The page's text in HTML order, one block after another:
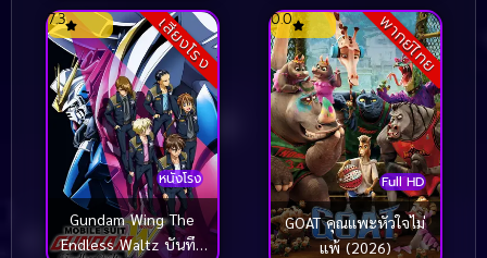
เสียงโรง
หนังโรง
7.3
Gundam Wing The
Endless Waltz บันทึก
พากย์ไทย
Full HD
0.0
GOAT คุณแพะหัวใจไม่
แพ้ (2026)